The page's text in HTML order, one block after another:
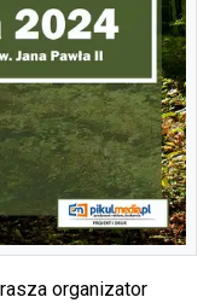
organizator